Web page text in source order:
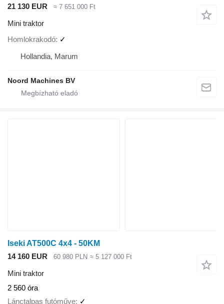
21 130 EUR ≈ 7 651 000 Ft
Mini traktor
Homlokrakodó ✓
Hollandia, Marum
Noord Machines BV
Iseki AT500C 4x4 - 50KM
14 160 EUR
60 980 PLN ≈ 5 127 000 Ft
Mini traktor
2 560 óra
Lánctalpas futóműve ✓